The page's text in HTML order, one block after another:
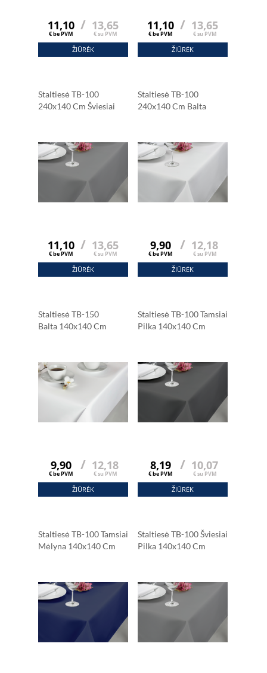
11,10
€ be PVM
/ 13,65
€ su PVM
ŽIŪRĖK
11,10
€ be PVM
/ 13,65
€ su PVM
ŽIŪRĖK
Staltiesė TB-100
240x140 Cm Šviesiai
11,10
€ be PVM
/ 13,65
€ su PVM
ŽIŪRĖK
Staltiesė TB-100
240x140 Cm Balta
9,90
€ be PVM
/ 12,18
€ su PVM
ŽIŪRĖK
Staltiesė TB-150
Balta 140x140 Cm
9,90
€ be PVM
/ 12,18
€ su PVM
ŽIŪRĖK
Staltiesė TB-100 Tamsiai
Pilka 140x140 Cm
8,19
€ be PVM
/ 10,07
€ su PVM
ŽIŪRĖK
Staltiesė TB-100 Tamsiai
Mėlyna 140x140 Cm
Staltiesė TB-100 Šviesiai
Pilka 140x140 Cm